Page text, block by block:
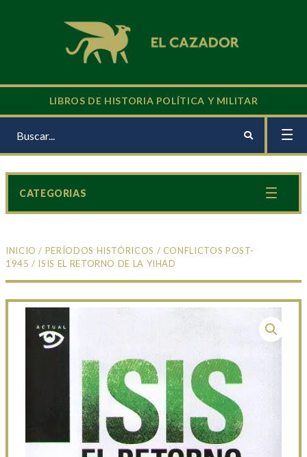
LIBROS DE HISTORIA POLÍTICA Y MILITAR
INICIO / PERÍODOS HISTÓRICOS / CONFLICTOS POST-
1945 / ISIS EL RETORNO DE LA YIHAD
CATEGORIAS